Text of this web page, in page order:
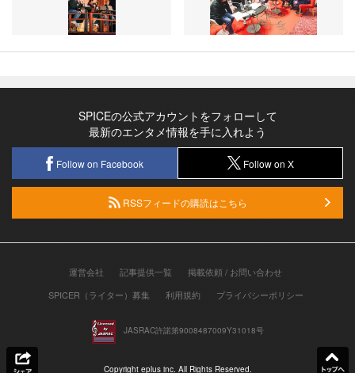
SPICEの公式アカウントをフォローして
最新のエンタメ情報を手に入れよう
Follow on Facebook Follow on X
RSSフィードの購読はこちら
運営会社 記事提供一覧
掲載依頼 / お問い合わせ
SPICER（ライター）募集
利用規約 プライバシーポリシー
JASRAC許諾第9008487009Y31018号
Copyright eplus inc. All Rights Reserved.